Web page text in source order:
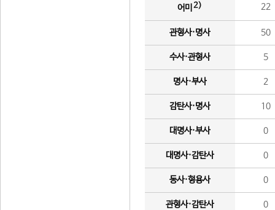
어미 2) 22
관형사·명사 50
수사·관형사 5
명사·부사 2
감탄사·명사 10
대명사·부사 0
대명사·감탄사 0
동사·형용사 0
관형사·감탄사 0